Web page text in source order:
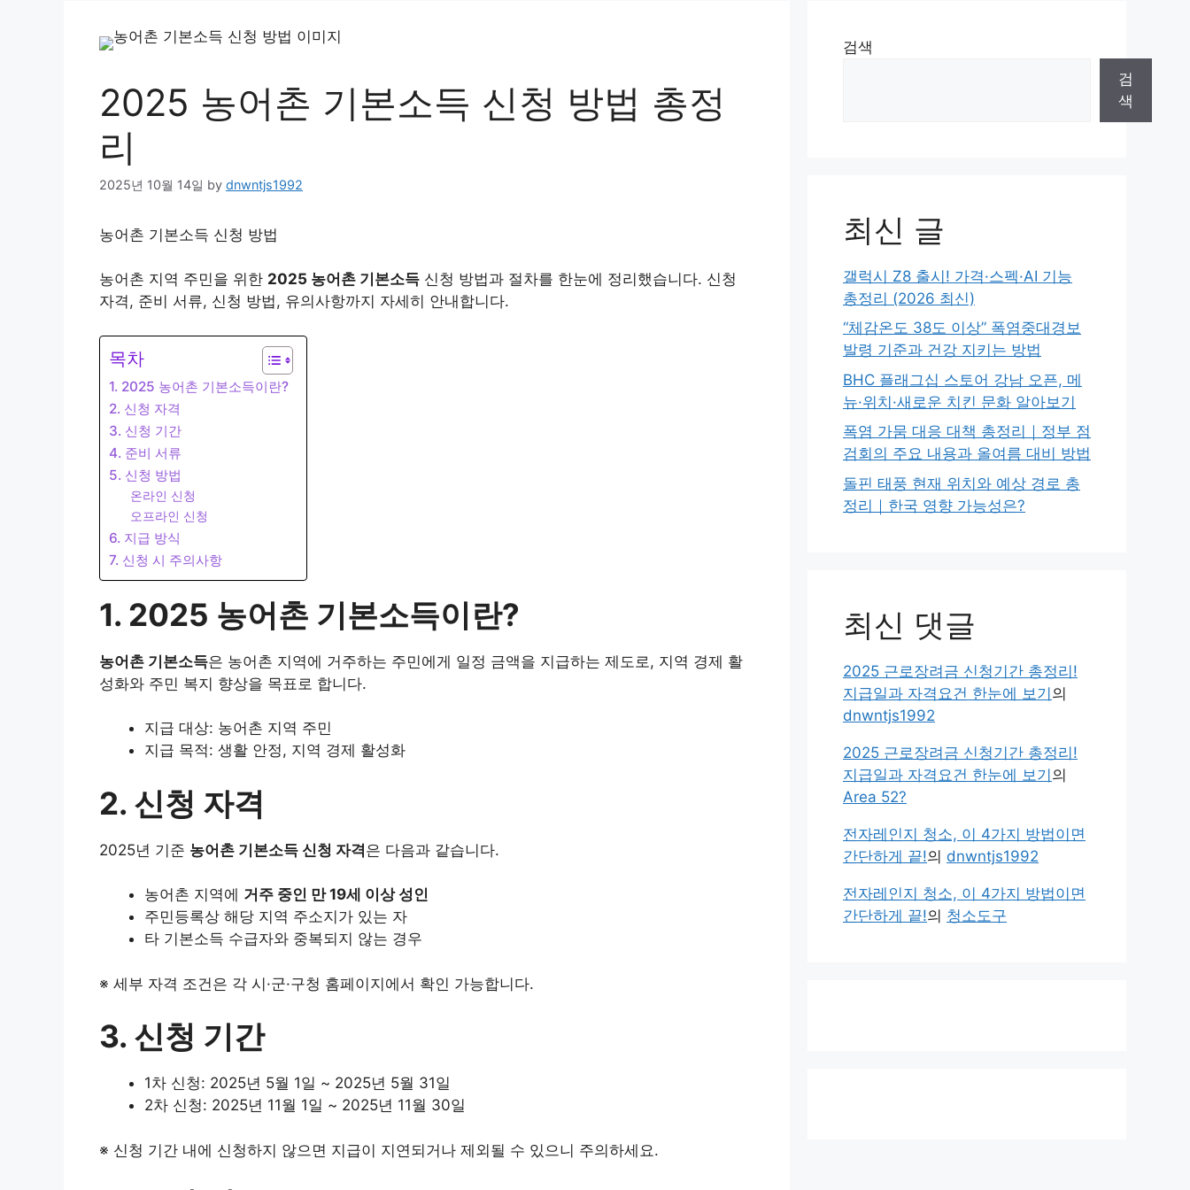
2025 농어촌 기본소득 신청 방법 총정
리
2025년 10월 14일 by dnwntjs1992
농어촌 기본소득 신청 방법
농어촌 지역 주민을 위한 2025 농어촌 기본소득 신청 방법과 절차를 한눈에 정리했습니다. 신청
자격, 준비 서류, 신청 방법, 유의사항까지 자세히 안내합니다.
목차
1. 2025 농어촌 기본소득이란?
2. 신청 자격
3. 신청 기간
4. 준비 서류
5. 신청 방법
온라인 신청
오프라인 신청
6. 지급 방식
7. 신청 시 주의사항
1. 2025 농어촌 기본소득이란?
농어촌 기본소득은 농어촌 지역에 거주하는 주민에게 일정 금액을 지급하는 제도로, 지역 경제 활
성화와 주민 복지 향상을 목표로 합니다.
지급 대상: 농어촌 지역 주민
지급 목적: 생활 안정, 지역 경제 활성화
2. 신청 자격
2025년 기준 농어촌 기본소득 신청 자격은 다음과 같습니다.
농어촌 지역에 거주 중인 만 19세 이상 성인
주민등록상 해당 지역 주소지가 있는 자
타 기본소득 수급자와 중복되지 않는 경우
※ 세부 자격 조건은 각 시·군·구청 홈페이지에서 확인 가능합니다.
3. 신청 기간
1차 신청: 2025년 5월 1일 ~ 2025년 5월 31일
2차 신청: 2025년 11월 1일 ~ 2025년 11월 30일
※ 신청 기간 내에 신청하지 않으면 지급이 지연되거나 제외될 수 있으니 주의하세요.
검색
검
색
최신 글
갤럭시 Z8 출시! 가격·스펙·AI 기능
총정리 (2026 최신)
“체감온도 38도 이상” 폭염중대경보
발령 기준과 건강 지키는 방법
BHC 플래그십 스토어 강남 오픈, 메
뉴·위치·새로운 치킨 문화 알아보기
폭염 가뭄 대응 대책 총정리｜정부 점
검회의 주요 내용과 올여름 대비 방법
돌핀 태풍 현재 위치와 예상 경로 총
정리｜한국 영향 가능성은?
최신 댓글
2025 근로장려금 신청기간 총정리!
지급일과 자격요건 한눈에 보기의
dnwntjs1992
2025 근로장려금 신청기간 총정리!
지급일과 자격요건 한눈에 보기의
Area 52?
전자레인지 청소, 이 4가지 방법이면
간단하게 끝!의 dnwntjs1992
전자레인지 청소, 이 4가지 방법이면
간단하게 끝!의 청소도구